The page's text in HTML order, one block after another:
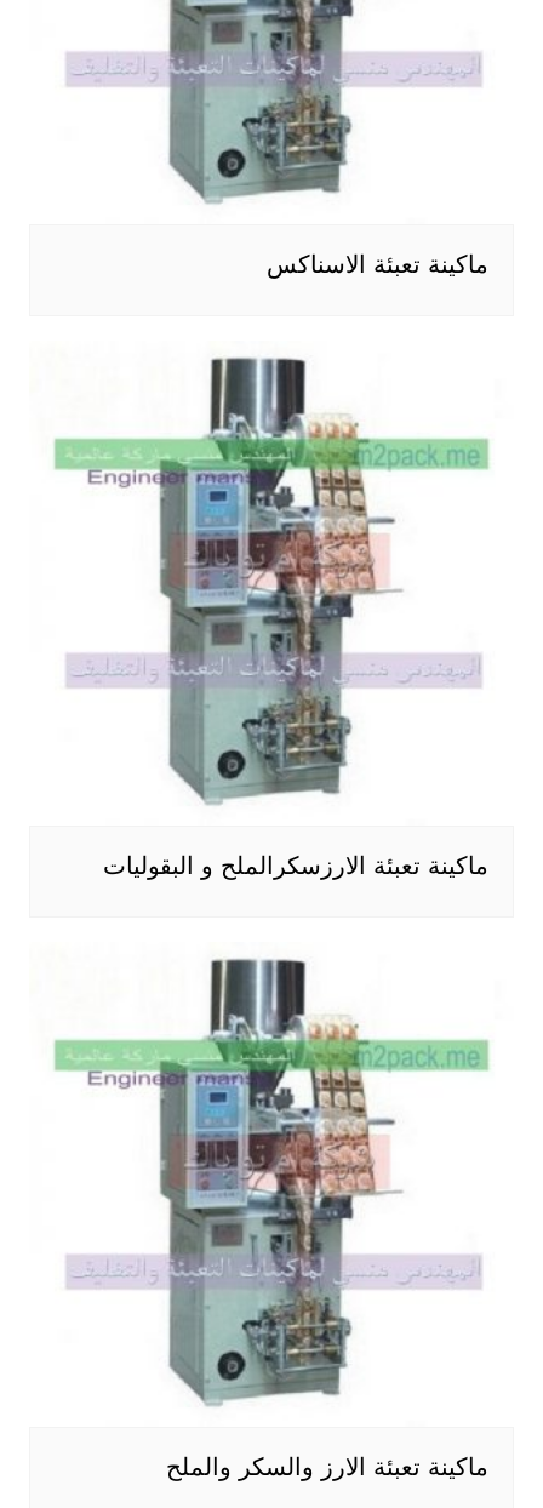
ماكينة تعبئة الاسناكس
ماكينة تعبئة الارزسكرالملح و البقوليات
ماكينة تعبئة الارز والسكر والملح